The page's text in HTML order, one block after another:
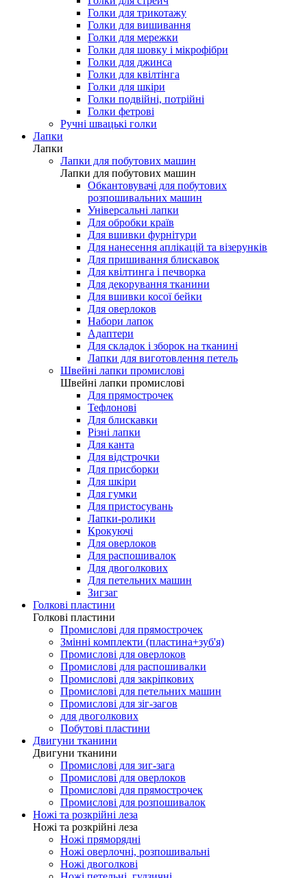
Голки для трикотажу
Голки для вишивання
Голки для мережки
Голки для шовку і мікрофібри
Голки для джинса
Голки для квілтінга
Голки для шкіри
Голки подвійні, потрійні
Голки фетрові
Ручні швацькі голки
Лапки
Лапки
Лапки для побутових машин
Лапки для побутових машин
Обкантовувачі для побутових
розпошивальних машин
Універсальні лапки
Для обробки країв
Для вшивки фурнітури
Для нанесення аплікацій та візерунків
Для пришивання блискавок
Для квілтинга і печворка
Для декорування тканини
Для вшивки косої бейки
Для оверлоков
Набори лапок
Адаптери
Для складок і зборок на тканині
Лапки для виготовлення петель
Швейні лапки промислові
Швейні лапки промислові
Для прямострочек
Тефлонові
Для блискавки
Різні лапки
Для канта
Для відстрочки
Для присборки
Для шкіри
Для гумки
Для пристосувань
Лапки-ролики
Крокуючі
Для оверлоков
Для распошивалок
Для двоголкових
Для петельних машин
Зигзаг
Голкові пластини
Голкові пластини
Промислові для прямострочек
Змінні комплекти (пластина+зуб'я)
Промислові для оверлоков
Промислові для распошивалки
Промислові для закріпкових
Промислові для петельних машин
Промислові для зіг-загов
для двоголкових
Побутові пластини
Двигуни тканини
Двигуни тканини
Промислові для зиг-зага
Промислові для оверлоков
Промислові для прямострочек
Промислові для розпошивалок
Ножі та розкрійні леза
Ножі та розкрійні леза
Ножі пряморядні
Ножі оверлочні, розпошивальні
Ножі двоголкові